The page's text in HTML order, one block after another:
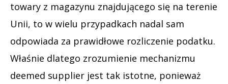
towary z magazynu znajdującego się na terenie
Unii, to w wielu przypadkach nadal sam
odpowiada za prawidłowe rozliczenie podatku.
Właśnie dlatego zrozumienie mechanizmu
deemed supplier jest tak istotne, ponieważ